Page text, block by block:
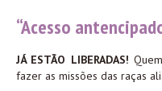
“Acesso
JÁ ESTÃO LIBERADAS!
fazer as missões das raças